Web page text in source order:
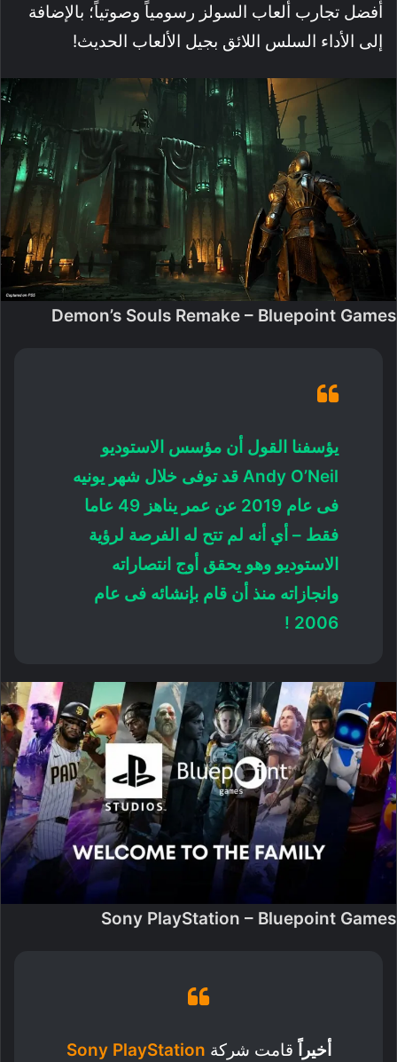
أفضل تجارب ألعاب السولز رسومياً وصوتياً؛ بالإضافة
إلى الأداء السلس اللائق بجيل الألعاب الحديث!
Demon’s Souls Remake – Bluepoint Games
يؤسفنا القول أن مؤسس الاستوديو
Andy O’Neil قد توفى خلال شهر يونيه
فى عام 2019 عن عمر يناهز 49 عاما
فقط – أي أنه لم تتح له الفرصة لرؤية
الاستوديو وهو يحقق أوج انتصاراته
وانجازاته منذ أن قام بإنشائه فى عام
2006 !
Sony PlayStation – Bluepoint Games
أخيراً قامت شركة Sony PlayStation